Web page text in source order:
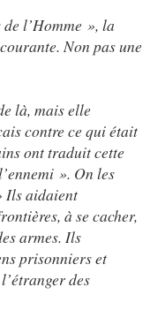
l’Homme », la
Non pas une
là, mais elle
contre ce qui était
ont traduit cette
». On les
Ils aidaient
à se cacher,
armes. Ils
prisonniers et
des